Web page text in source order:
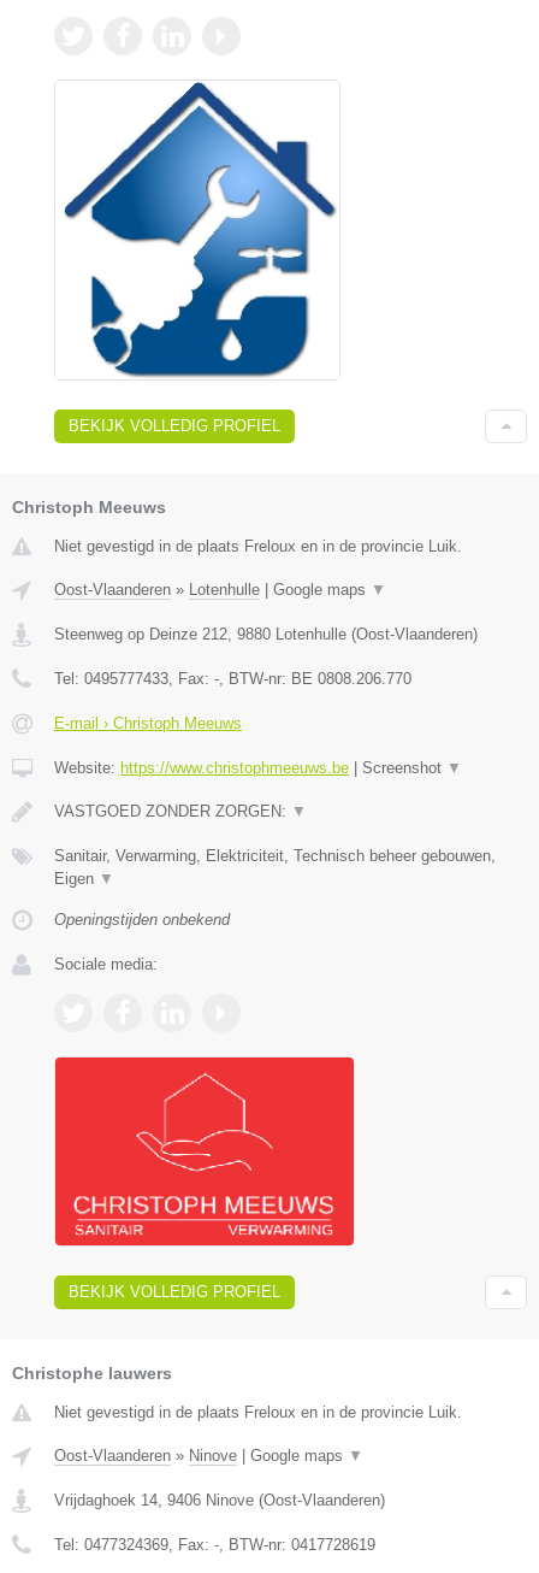
BEKIJK VOLLEDIG PROFIEL
Christoph Meeuws
Niet gevestigd in de plaats Freloux en in de provincie Luik.
Oost-Vlaanderen » Lotenhulle | Google maps ▼
Steenweg op Deinze 212 9880 Lotenhulle (Oost-Vlaanderen)
Tel: 0495777433 , Fax: - , BTW-nr: BE 0808.206.770
E-mail › Christoph Meeuws
Website: https://www.christophmeeuws.be | Screenshot ▼
VASTGOED ZONDER ZORGEN: ▼
Sanitair, Verwarming, Elektriciteit, Technisch beheer gebouwen,
Eigen ▼
Openingstijden onbekend
Sociale media:
BEKIJK VOLLEDIG PROFIEL
Christophe lauwers
Niet gevestigd in de plaats Freloux en in de provincie Luik.
Oost-Vlaanderen » Ninove Google maps ▼
Vrijdaghoek 14, 9406 Ninove (Oost-Vlaanderen)
Tel: 0477324369, Fax: -, BTW-nr: 0417728619